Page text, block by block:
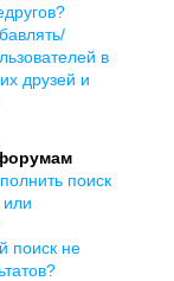
в
друзей и
поиск
поиск не